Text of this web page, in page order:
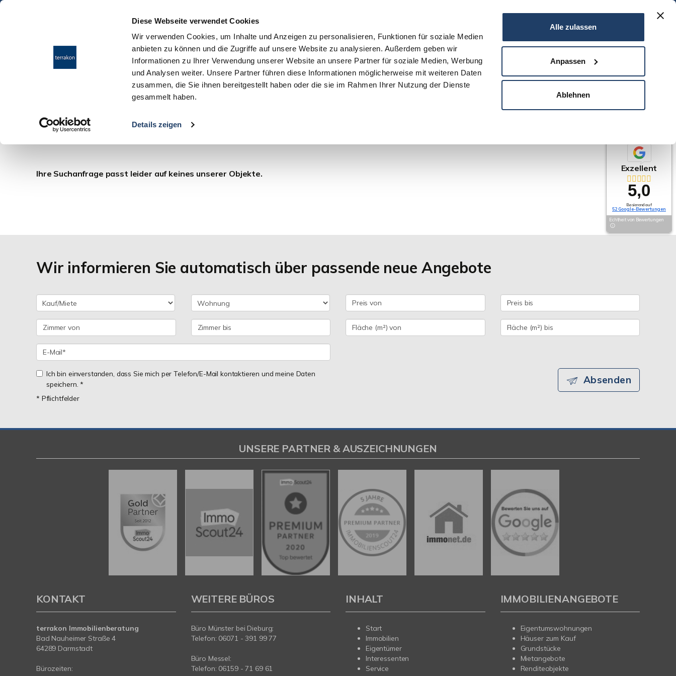
Diese Webseite verwendet Cookies
Wir verwenden Cookies, um Inhalte und Anzeigen zu personalisieren, Funktionen für soziale Medien
anbieten zu können und die Zugriffe auf unsere Website zu analysieren. Außerdem geben wir
Informationen zu Ihrer Verwendung unserer Website an unsere Partner für soziale Medien, Werbung
und Analysen weiter. Unsere Partner führen diese Informationen möglicherweise mit weiteren Daten
zusammen, die Sie ihnen bereitgestellt haben oder die sie im Rahmen Ihrer Nutzung der Dienste
gesammelt haben.
Details zeigen
Alle zulassen
Anpassen
Ablehnen
START IMMOBILIEN EIGENTÜMER INTERESSENTEN
Einfamilienhäuser Hattersheim am Main
Ihre Suchanfrage passt leider auf keines unserer Objekte.
Wir informieren Sie automatisch über passende neue Angebote
Ich bin einverstanden, dass Sie mich per Telefon/E-Mail kontaktieren und meine Daten
speichern. *
* Pflichtfelder
Absenden
Exzellent
5,0
Basierend auf
52 Google-Bewertungen
Echtheit von Bewertungen
UNSERE PARTNER & AUSZEICHNUNGEN
KONTAKT
terrakon Immobilienberatung
Bad Nauheimer Straße 4
64289 Darmstadt
Bürozeiten:
WEITERE BÜROS
Büro Münster bei Dieburg:
Telefon: 06071 - 391 99 77
Büro Messel:
Telefon: 06159 - 71 69 61
INHALT
Start
Immobilien
Eigentümer
Interessenten
Service
IMMOBILIENANGEBOTE
Eigentumswohnungen
Häuser zum Kauf
Grundstücke
Mietangebote
Renditeobjekte